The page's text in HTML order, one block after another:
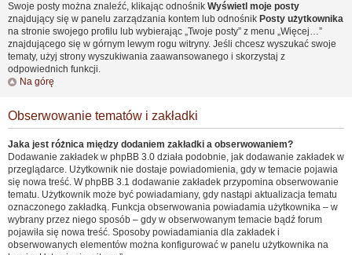
Swoje posty można znaleźć, klikając odnośnik Wyświetl moje posty
znajdujący się w panelu zarządzania kontem lub odnośnik Posty użytkownika
na stronie swojego profilu lub wybierając „Twoje posty” z menu „Więcej…”
znajdującego się w górnym lewym rogu witryny. Jeśli chcesz wyszukać swoje
tematy, użyj strony wyszukiwania zaawansowanego i skorzystaj z
odpowiednich funkcji.
Na górę
Obserwowanie tematów i zakładki
Jaka jest różnica między dodaniem zakładki a obserwowaniem?
Dodawanie zakładek w phpBB 3.0 działa podobnie, jak dodawanie zakładek w
przeglądarce. Użytkownik nie dostaje powiadomienia, gdy w temacie pojawia
się nowa treść. W phpBB 3.1 dodawanie zakładek przypomina obserwowanie
tematu. Użytkownik może być powiadamiany, gdy nastąpi aktualizacja tematu
oznaczonego zakładką. Funkcja obserwowania powiadamia użytkownika – w
wybrany przez niego sposób – gdy w obserwowanym temacie bądź forum
pojawiła się nowa treść. Sposoby powiadamiania dla zakładek i
obserwowanych elementów można konfigurować w panelu użytkownika na